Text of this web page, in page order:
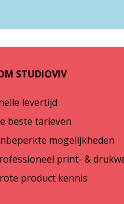
STUDIOVIV
levertijd
beste tarieven
mogelijkheden
print- &
product kennis